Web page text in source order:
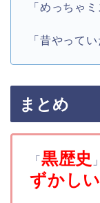
「めっちゃ
「昔やって
まとめ
「 黒歴史
ずかし